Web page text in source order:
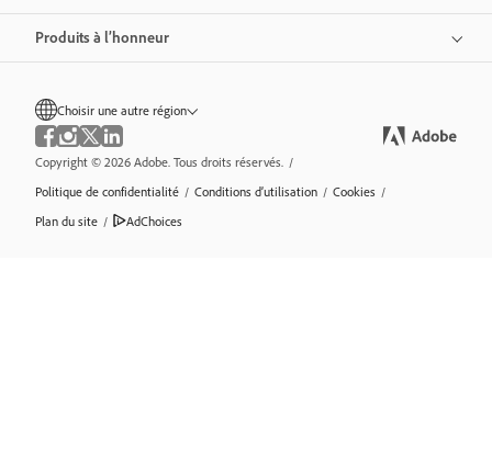
Produits à l’honneur
Choisir une autre région
Copyright © 2026 Adobe. Tous droits réservés. /
Politique de confidentialité / Conditions d’utilisation / Cookies /
Plan du site / AdChoices